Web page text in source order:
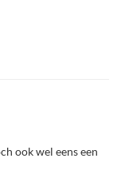
ook wel eens een